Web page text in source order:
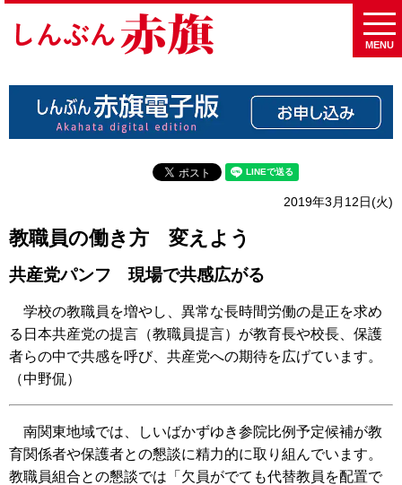
MENU
2019年3月12日(火)
教職員の働き方 変えよう
共産党パンフ 現場で共感広がる
学校の教職員を増やし、異常な長時間労働の是正を求め
る日本共産党の提言（教職員提言）が教育長や校長、保護
者らの中で共感を呼び、共産党への期待を広げています。
（中野侃）
南関東地域では、しいばかずゆき参院比例予定候補が教
育関係者や保護者との懇談に精力的に取り組んでいます。
教職員組合との懇談では「欠員がでても代替教員を配置で